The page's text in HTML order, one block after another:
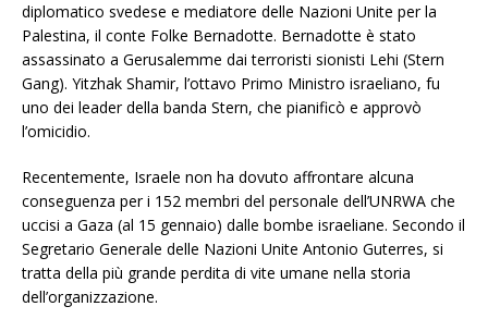
diplomatico svedese e mediatore delle Nazioni Unite per la
Palestina, il conte Folke Bernadotte. Bernadotte è stato
assassinato a Gerusalemme dai terroristi sionisti Lehi (Stern
Gang). Yitzhak Shamir, l’ottavo Primo Ministro israeliano, fu
uno dei leader della banda Stern, che pianificò e approvò
l’omicidio.
Recentemente, Israele non ha dovuto affrontare alcuna
conseguenza per i 152 membri del personale dell’UNRWA che
uccisi a Gaza (al 15 gennaio) dalle bombe israeliane. Secondo il
Segretario Generale delle Nazioni Unite Antonio Guterres, si
tratta della più grande perdita di vite umane nella storia
dell’organizzazione.